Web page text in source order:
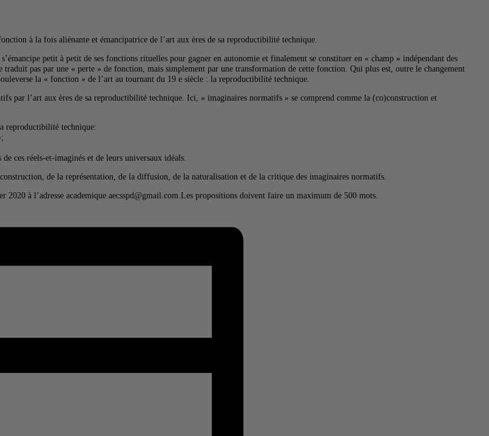
à la fois aliénante et émancipatrice de l’art aux ères de sa reproductibilité technique.
petit à petit de ses fonctions rituelles pour gagner en autonomie et finalement se constituer en « champ » indépendant des
pas par une « perte » de fonction, mais simplement par une transformation de cette fonction. Qui plus est, outre le changement
la « fonction » de l’art au tournant du 19 e siècle : la reproductibilité technique.
par l’art aux ères de sa reproductibilité technique. Ici, « imaginaires normatifs » se comprend comme la (co)construction et
reproductibilité technique:
ces réels-et-imaginés et de leurs universaux idéals.
de la représentation, de la diffusion, de la naturalisation et de la critique des imaginaires normatifs.
à l’adresse academique.aecsspd@gmail.com.Les propositions doivent faire un maximum de 500 mots.